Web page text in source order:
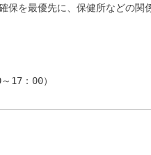
保を最優先に、保健所などの関
17：00）